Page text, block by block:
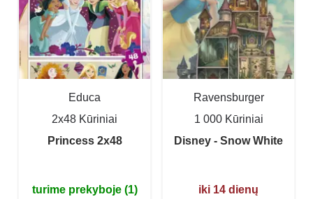
Educa
2x48 Kūriniai
Princess 2x48
turime prekyboje (1)
Ravensburger
1 000 Kūriniai
Disney - Snow White
iki 14 dienų